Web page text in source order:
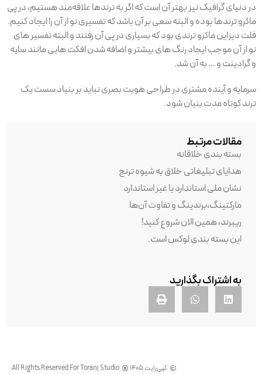
در دنیای گرافیک نیز بهتر آن است که اگر به ترند‌ها علاقه‌مند هستیم، در پی
ماکرو ترندها بوده و البته سعی بر آن باشد که تفسیری نو از آن را ایجاد کنیم.
فلت دیزاین ماکرو ترندی بود که بسیاری در پی آن رفتند و البته تفسیر های
نو از آن موجب ایجاد رنگ های بیشتر و اضافه شدن افکت هایی مانند سایه
و گرادینت و … به آن شد.
سرمایه و آینده مشتری در طراحی هویت بصری نباید بر بنیاد سست یک
ترند کوتاه مدت بنیان شود.
مقالات مرتبط
بسته بندی خلاقانه
هدایای تبلیغاتی خلاق به شیوه ترنج
نشان ملی استاندارد یا غیر استاندارد
مارکتینگ،برندینگ و تفاوت آن‌ها
ریبرند، همین الان شروع کنید!
این بسته‌ بندی لوکس است.
به اشتراک بگذارید
کپی‌رایت 1405 All Rights Reserved For Toranj Studio